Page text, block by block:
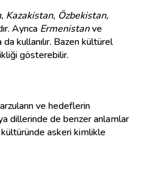
Kazakistan, Özbekistan,
Ayrıca Ermenistanve
kullanılır. Bazen kültürel
gösterebilir.
ve hedeflerin
dillerinde de benzer anlamlar
askeri kimlikle